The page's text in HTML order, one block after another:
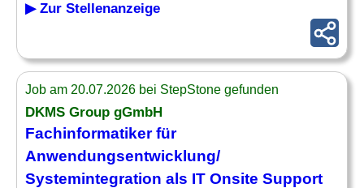
▶ Zur Stellenanzeige
Job am 20.07.2026 bei StepStone gefunden
DKMS Group gGmbH
Fachinformatiker für
Anwendungsentwicklung/
Systemintegration als IT Onsite Support